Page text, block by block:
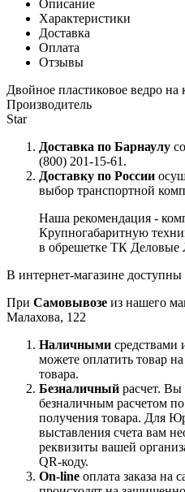
Описание
Характеристики
Доставка
Оплата
Отзывы
Двойное пластиковое ведро на
Производитель
Star
Доставка по Барнаулу
(800) 201-15-61.
Доставку по России
выбор транспортной
Наша рекомендация -
Крупногабаритную
в обрешетке ТК Деловые
В интернет-магазине
При Самовывозе из нашего
Малахова, 122
Наличными средствами
можете оплатить товар
товара.
Безналичный расчет. Вы
безналичным расчетом
получения товара. Для
выставления счета вам
реквизиты вашей
QR-коду.
On-line оплата заказа на